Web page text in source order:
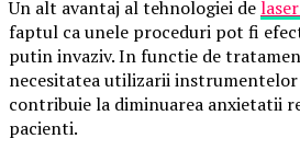
Un alt avantaj al tehnologiei de
faptul ca unele proceduri pot fi
putin invaziv. In functie de
necesitatea utilizarii instrumentelor
contribuie la diminuarea anxietatii
pacienti.